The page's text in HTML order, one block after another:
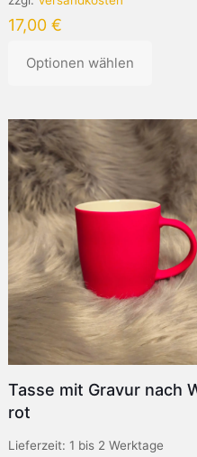
17,00 €
Optionen wählen
Produkt
weist
mehrere
Varianten
auf.
Die
Optionen
können
auf
der
Produktseite
gewählt
Tasse mit Gravur nach
rot
Lieferzeit: 1 bis 2 Werktage